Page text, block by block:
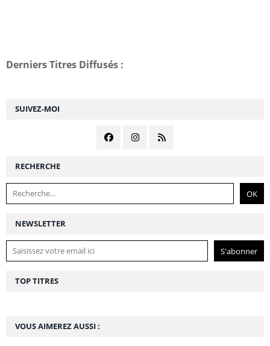
NEWSLETTER
SUIVEZ-MOI
RECHERCHE
VOUS AIMEREZ AUSSI :
Derniers Titres Diffusés :
TOP TITRES